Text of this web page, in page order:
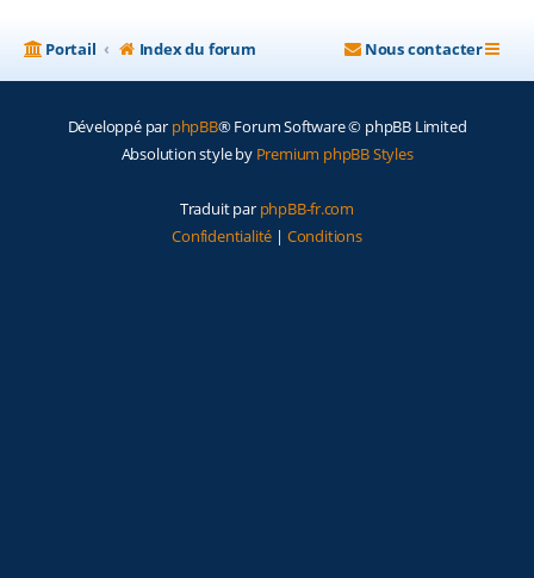
Portail Index du forum Nous contacter
Développé par phpBB® Forum Software © phpBB Limited
Absolution style by Premium phpBB Styles
Traduit par phpBB-fr.com
Confidentialité | Conditions